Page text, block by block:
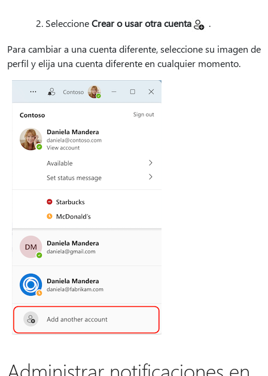
SeleccioneCrear o usar otra cuenta .
Para cambiar a una cuenta diferente, seleccione su imagen de
perfil y elija una cuenta diferente en cualquier momento.
Administrar notificaciones en